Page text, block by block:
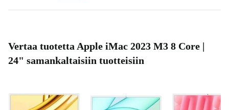
Vertaa tuotetta Apple iMac 2023 M3 8 Core |
24" samankaltaisiin tuotteisiin